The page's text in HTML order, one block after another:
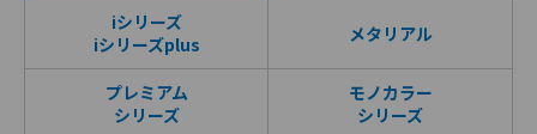
iシリーズ
iシリーズplus
メタリアル
プレミアム
シリーズ
モノカラー
シリーズ